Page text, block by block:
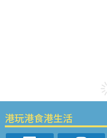
港玩港食港生活